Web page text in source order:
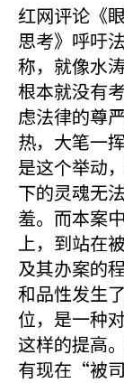
红网评论《
思考》呼吁
称，就像水
根本就没有
虑法律的尊
热，大笔一
是这个举动
下的灵魂无
羞。而本案
上，到站在
及其办案的
和品性发生
位，是一种
这样的提高
有现在“被